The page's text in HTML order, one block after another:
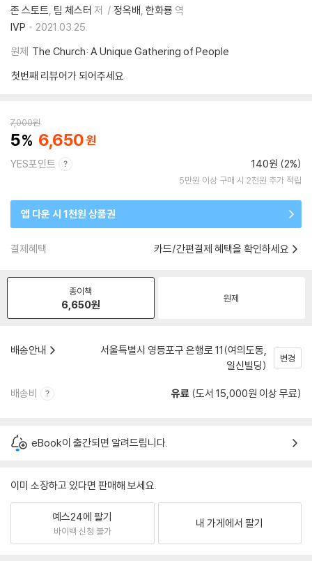
존 스토트 팀 체스터 저 정옥배 한화룡 역
IVP
2021.03.25.
원제 The Church: A Unique Gathering of People
첫번째 리뷰어가 되어주세요
7,000원
5 6,650
YES포인트 140원 (2%)
5만원 이상 구매 시 2천원 추가 적립
앱 다운 시 1천원 상품권
결제혜택 카드/간편결제 혜택을 확인하세요
종이책
6,650원 원제
배송안내
서울특별시 영등포구 은행로 11(여의도동,
일신빌딩)
변경
배송비 유료 (도서 15,000원 이상 무료)
eBook이 출간되면 알려드립니다.
이미 소장하고 있다면 판매해 보세요.
예스24에 팔기
바이백 신청 불가
내 가게에서 팔기